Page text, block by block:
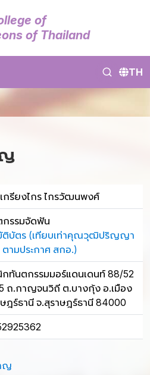
of
of Thailand
TH
ญ
กรียงไกร ไกรวัฒนพงศ์
กรรมจัดฟัน
ติบัตร (เทียบเท่าคุณวุฒิปริญญา
ตามประกาศ สกอ.)
กทันตกรรมมอร์แดนเดนท์ 88/52
ถ.กาญจนวิถี ต.บางกุ้ง อ.เมือง
ฎร์ธานี จ.สุราษฎร์ธานี 84000
ญ